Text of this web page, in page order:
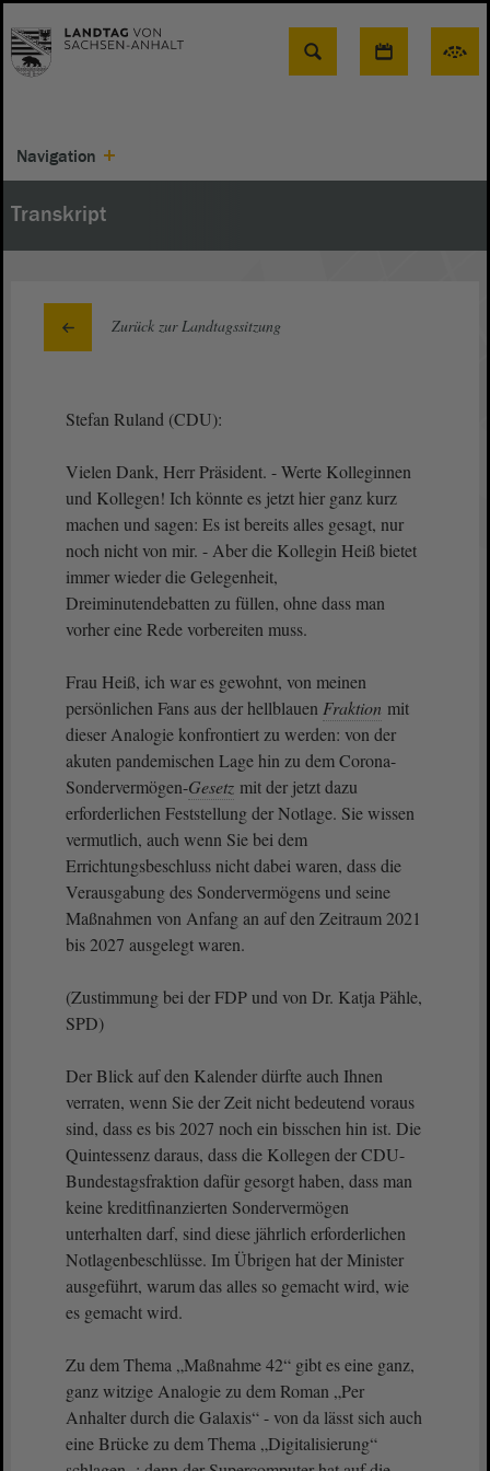
Suche
Navigation
Transkript
Zurück zur Landtagssitzung
Stefan Ruland (CDU):
Vielen Dank, Herr Präsident. - Werte Kolleginnen
und Kollegen! Ich könnte es jetzt hier ganz kurz
machen und sagen: Es ist bereits alles gesagt, nur
noch nicht von mir. - Aber die Kollegin Heiß bietet
immer wieder die Gelegenheit,
Dreiminutendebatten zu füllen, ohne dass man
vorher eine Rede vorbereiten muss.
Frau Heiß, ich war es gewohnt, von meinen
persönlichen Fans aus der hellblauen Fraktion mit
dieser Analogie konfrontiert zu werden: von der
akuten pandemischen Lage hin zu dem Corona-
Sondervermögen-Gesetz mit der jetzt dazu
erforderlichen Feststellung der Notlage. Sie wissen
vermutlich, auch wenn Sie bei dem
Errichtungsbeschluss nicht dabei waren, dass die
Verausgabung des Sondervermögens und seine
Maßnahmen von Anfang an auf den Zeitraum 2021
bis 2027 ausgelegt waren.
(Zustimmung bei der FDP und von Dr. Katja Pähle,
SPD)
Der Blick auf den Kalender dürfte auch Ihnen
verraten, wenn Sie der Zeit nicht bedeutend voraus
sind, dass es bis 2027 noch ein bisschen hin ist. Die
Quintessenz daraus, dass die Kollegen der CDU-
Bundestagsfraktion dafür gesorgt haben, dass man
keine kreditfinanzierten Sondervermögen
unterhalten darf, sind diese jährlich erforderlichen
Notlagenbeschlüsse. Im Übrigen hat der Minister
ausgeführt, warum das alles so gemacht wird, wie
es gemacht wird.
Zu dem Thema „Maßnahme 42“ gibt es eine ganz,
ganz witzige Analogie zu dem Roman „Per
Anhalter durch die Galaxis“ - von da lässt sich auch
eine Brücke zu dem Thema „Digitalisierung“